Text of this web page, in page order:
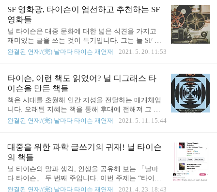
키지 여행 상품이 생긴다면 여러분은 우주로 떠날 생
각이 있으신가요? 지구 바깥의 우주에 나가보는 것이
평생의 ..
들, 타이슨의 롤모델을 알아보겠습니다. 나는 개인적
으로 갈릴레오의 생각에 동의한다. 그는 종교 재판을
받으면서 “성경은 하늘로 가는 길을 알려줄 뿐 하늘
이 운영되는 섭리를 알려 주지는 않는다.”라고 선언
했다. ─ 『블랙홀 옆에서』 458쪽에서 갈릴레오 갈
릴레이. 코페르니쿠스 혁명기에 근대 과학의 기초를
운동 원리를 밝히는 데 큰 역할을 했습니다. 지동설
을 주장해 종교 재판을 받은 일화는 너무나도 유명
하..
SF 영화광, 타이슨이 엄선하고 추천하는 SF
영화들
닐 타이슨은 대중 문화에 대한 넓은 식견을 가지고
재미있는 글을 쓰는 것이 특기입니다. 그는 늘 SF 영
화를 비롯한 여러 영화들이 '자연'의 과학적임을 재현
한 SF 영화를 소개합니다. I like big-budget science fict
ion films. My list, with two exceptions, bears this out. I
want science fiction films to stretch the talent and imagin
ation of visual effects experts. And the film above all els
e should create a vision of th..
완결된 연재/(完) 날마다 타이슨 재연재 2021. 5. 20. 11:53
타이슨, 이런 책도 읽었어? 닐 디그래스 타
이슨을 만든 책들
책은 시대를 초월해 인간 지성을 전달하는 매개체입
니다. 오래된 지혜는 책을 통해 후대에 전해져 그 저
변을 확장해 나가죠. 훗날 타이슨의 책들도 마찬가지
슨이 직접 추천한 책들을 소개합니다. I have aspired t
o write a book as influential to others as this book was to
me. I read it in ninth grade, and it did what Gamow, a n
uclear physicist, designed it to do: It transformed the phy
sics of the universe into an intellectual pla..
완결된 연재/(完) 날마다 타이슨 재연재 2021. 5. 11. 15:44
대중을 위한 과학 글쓰기의 귀재! 닐 타이슨
의 책들
닐 타이슨의 말과 생각, 인생을 공유해 보는 「날마
다 타이슨」 두 번째 주입니다. 이번 주제는 “타이슨
의 책들”입니다. 대중을 위한 과학 글쓰기의 귀재인
완결된 연재/(完) 날마다 타이슨 재연재 2021. 4. 23. 18:43